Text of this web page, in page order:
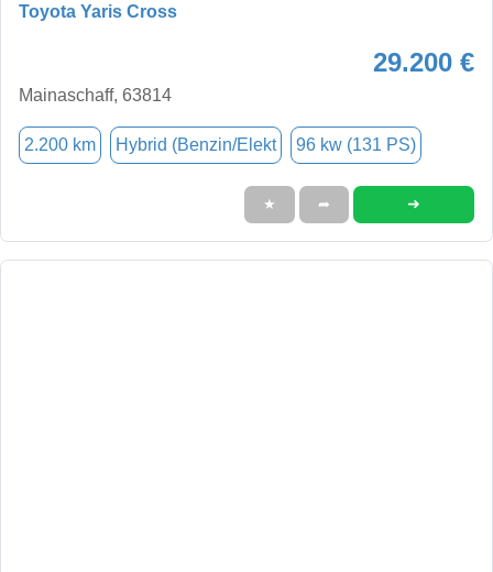
Toyota Yaris Cross
29.200 €
Mainaschaff, 63814
2.200 km Hybrid (Benzin/Elekt 96 kw (131 PS)
★ ➦ ➜